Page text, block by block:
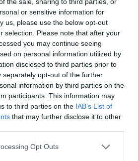
or sensitive information for
us, please use the below opt-out
selection. Please note that after your
you may continue seeing
on personal information utilized by
disclosed to third parties prior to
separately opt-out of the further
information by third parties on the
participants. This information may
to third parties on the IAB’s List of
that may further disclose it to other
Opt Outs
tener vagina, aunque más
en un fondo cerrado, y
que suele estar ausente. Por
es más bien femenina, son
Es decir, tienen rasgos propios
sobre el síndrome de Morris, en
¡Conoce en qué
qué medidas hay que